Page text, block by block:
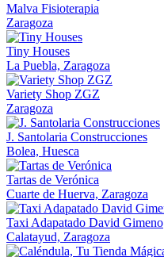
Malva Fisioterapia
Zaragoza
Tiny Houses
La Puebla, Zaragoza
Variety Shop ZGZ
Zaragoza
J. Santolaria Construcciones
Bolea, Huesca
Tartas de Verónica
Cuarte de Huerva, Zaragoza
Taxi Adapatado David Gimeno
Calatayud, Zaragoza